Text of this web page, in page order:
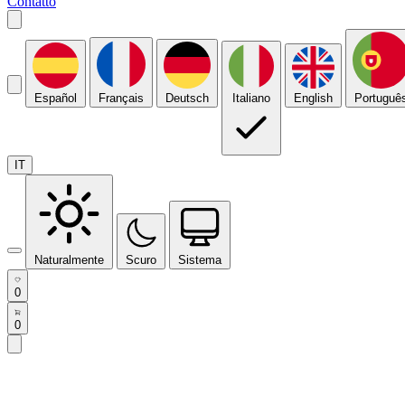
Español Français Deutsch Italiano English
IT
Naturalmente Scuro Sistema
0
0